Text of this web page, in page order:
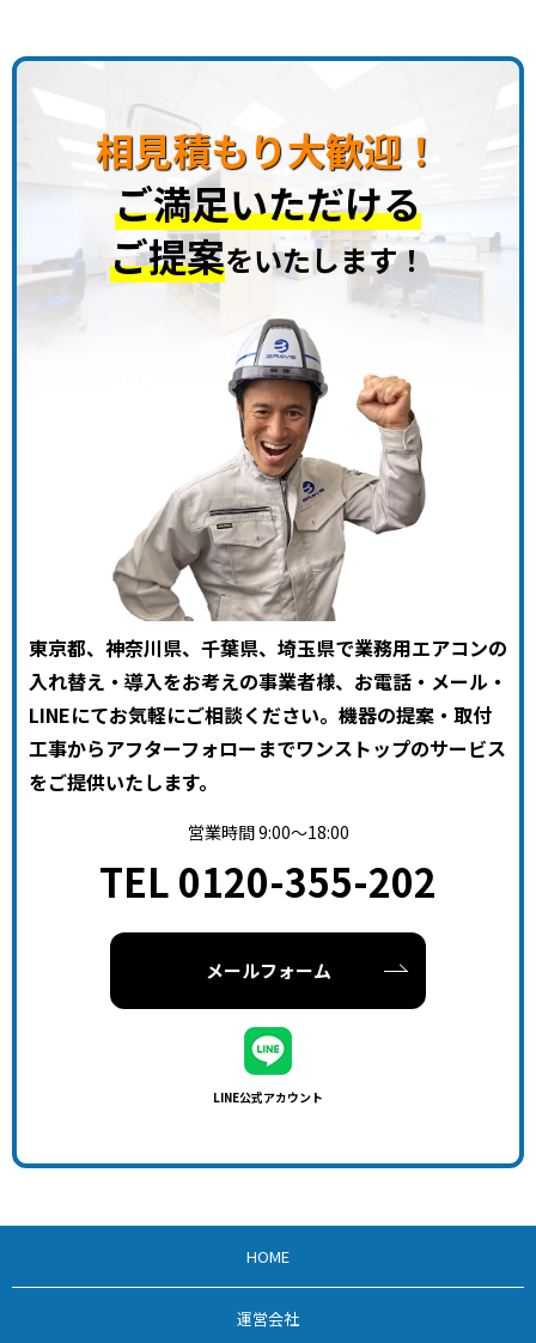
相見積もり大歓迎！
ご満足いただける
ご提案をいたします！
東京都、神奈川県、千葉県、埼玉県で業務用エアコンの
入れ替え・導入をお考えの事業者様、お電話・メール・
LINEにてお気軽にご相談ください。機器の提案・取付
工事からアフターフォローまでワンストップのサービス
をご提供いたします。
営業時間 9:00～18:00
TEL 0120-355-202
メールフォーム
LINE公式アカウント
HOME
運営会社